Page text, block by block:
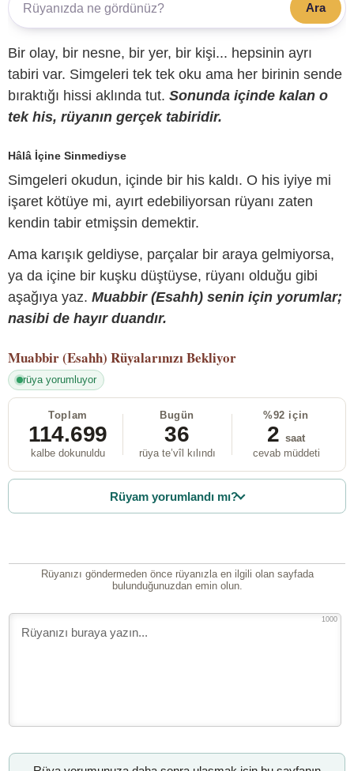
Ara
Bir olay, bir nesne, bir yer, bir kişi... hepsinin ayrı
tabiri var. Simgeleri tek tek oku ama her birinin sende
bıraktığı hissi aklında tut. Sonunda içinde kalan o
tek his, rüyanın gerçek tabiridir.
Hâlâ İçine Sinmediyse
Simgeleri okudun, içinde bir his kaldı. O his iyiye mi
işaret kötüye mi, ayırt edebiliyorsan rüyanı zaten
kendin tabir etmişsin demektir.
Ama karışık geldiyse, parçalar bir araya gelmiyorsa,
ya da içine bir kuşku düştüyse, rüyanı olduğu gibi
aşağıya yaz. Muabbir (Esahh) senin için yorumlar;
nasibi de hayır duandır.
Muabbir (Esahh) Rüyalarınızı Bekliyor
rüya yorumluyor
Toplam
114.699
kalbe dokunuldu
Bugün
36
rüya te’vîl kılındı
%92 için
2 saat
cevab müddeti
Rüyam yorumlandı mı?
Rüyanızı göndermeden önce rüyanızla en ilgili olan sayfada
bulunduğunuzdan emin olun.
1000